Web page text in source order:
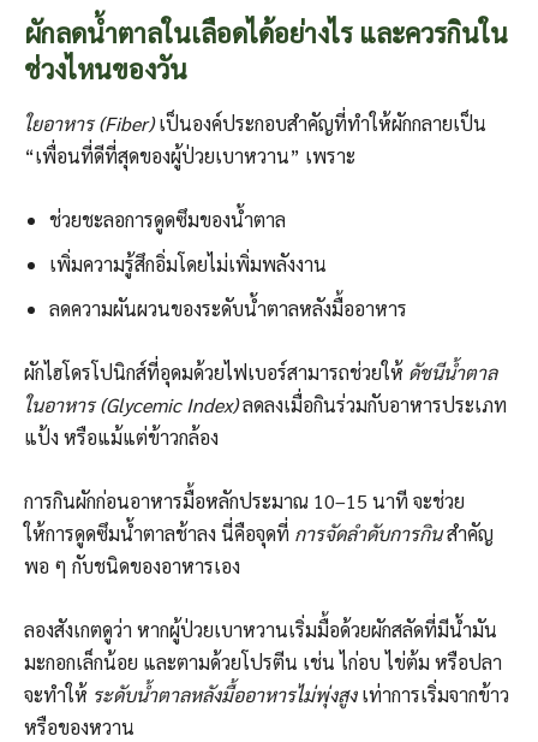
ผักลดน้ำตาลในเลือดได้อย่างไร และควรกินใน
ช่วงไหนของวัน
ใยอาหาร (Fiber)เป็นองค์ประกอบสำคัญที่ทำให้ผักกลายเป็น
“เพื่อนที่ดีที่สุดของผู้ป่วยเบาหวาน” เพราะ
ช่วยชะลอการดูดซึมของน้ำตาล
เพิ่มความรู้สึกอิ่มโดยไม่เพิ่มพลังงาน
ลดความผันผวนของระดับน้ำตาลหลังมื้ออาหาร
ผักไฮโดรโปนิกส์ที่อุดมด้วยไฟเบอร์สามารถช่วยให้ ดัชนีน้ำตาล
ในอาหาร (Glycemic Index)ลดลงเมื่อกินร่วมกับอาหารประเภท
แป้ง หรือแม้แต่ข้าวกล้อง
การกินผักก่อนอาหารมื้อหลักประมาณ 10–15 นาที จะช่วย
ให้การดูดซึมน้ำตาลช้าลง นี่คือจุดที่ การจัดลำดับการกินสำคัญ
พอ ๆ กับชนิดของอาหารเอง
ลองสังเกตดูว่า หากผู้ป่วยเบาหวานเริ่มมื้อด้วยผักสลัดที่มีน้ำมัน
มะกอกเล็กน้อย และตามด้วยโปรตีน เช่น ไก่อบ ไข่ต้ม หรือปลา
จะทำให้ ระดับน้ำตาลหลังมื้ออาหารไม่พุ่งสูงเท่าการเริ่มจากข้าว
หรือของหวาน